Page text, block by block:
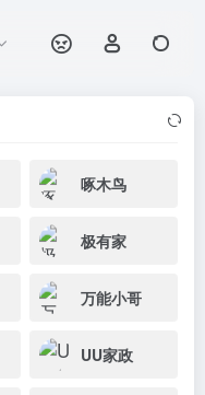
啄木鸟
极有家
万能小哥
UU家政